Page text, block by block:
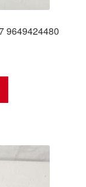
9649424480